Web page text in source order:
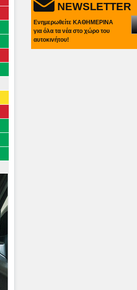
NEWSLETTER
Ενημερωθείτε ΚΑΘΗΜΕΡΙΝΑ
για όλα τα νέα στο χώρο του
αυτοκινήτου!